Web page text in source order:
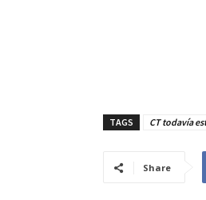
TAGS CT todavía
Share